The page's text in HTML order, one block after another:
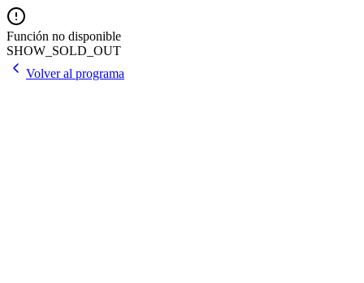
Función no disponible
SHOW_SOLD_OUT
Volver al programa